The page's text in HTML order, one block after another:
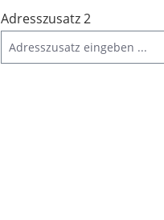
Adresszusatz 2